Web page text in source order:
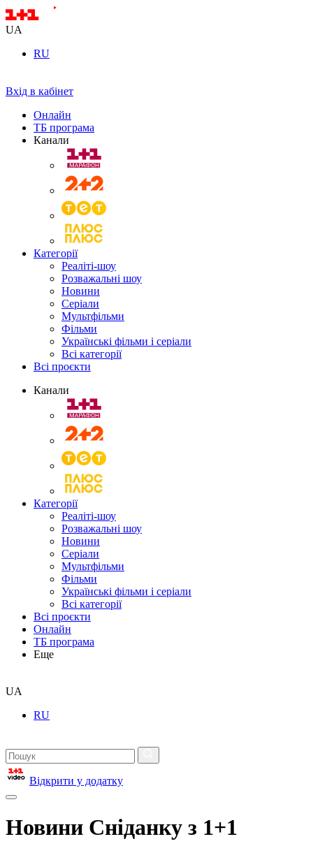
UA
RU
Вхід в кабінет
Онлайн
ТБ програма
Канали
Категорії
Реаліті-шоу
Розважальні шоу
Новини
Серіали
Мультфільми
Фільми
Українські фільми і серіали
Всі категорії
Всі проєкти
Канали
Категорії
Реаліті-шоу
Розважальні шоу
Новини
Серіали
Мультфільми
Фільми
Українські фільми і серіали
Всі категорії
Всі проєкти
Онлайн
ТБ програма
Еще
UA
RU
Відкрити у додатку
Новини Сніданку з 1+1